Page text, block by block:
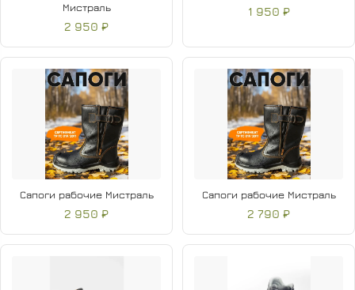
Мистраль
2 950 ₽
1 950 ₽
Сапоги рабочие Мистраль
2 950 ₽
Сапоги рабочие Мистраль
2 790 ₽